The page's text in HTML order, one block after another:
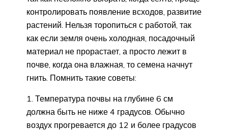
контролировать появление всходов, развитие
растений. Нельзя торопиться с работой, так
как если земля очень холодная, посадочный
материал не прорастает, а просто лежит в
почве, когда она влажная, то семена начнут
гнить. Помнить такие советы:
Температура почвы на глубине 6 см
должна быть не ниже 4 градусов. Обычно
воздух прогревается до 12 и более градусов